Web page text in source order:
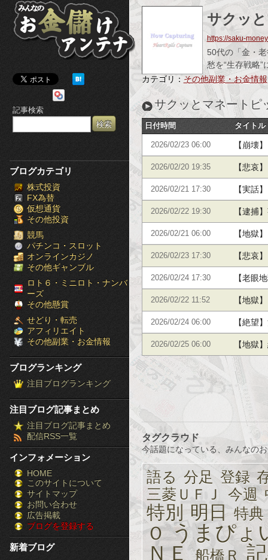
み
ん
な
の
お
金
儲
け
ア
ン
テ
ナ
［ブ
ロ
グ
ラ
ン
ン
グ］-
株
FX
競
馬
記事検索
ブログカテゴリ
株式投資
FX為替
仮想通貨
その他投資
競馬
パチンコ・スロット
オンラインカジノ
その他ギャンブル
ロト６・ミニロト・ナンバ
ーズ
その他懸賞
せどり・転売
アフィリエイト
その他副業・お金情報
ブログランキング
注目ブログランキング
注目ブログ記事まとめ
注目ブログ記事まとめ
配信RSS一覧
インフォメーション
HOME
このサイトについて
サイトマップ
お問い合わせ
広告掲載
ブログを登録する
新着ブログ
サクッ
https://saku-
50代の「金・
愁を“生存戦略
カテゴリ： その他副業・お金情報
サクッとマネートピ
日付時間 タイトル
2026/02/23 06:00 【崩壊
夜のト
2026/02/20 19:35 【悲哀
ーで絶
2026/02/21 17:30 【実話
「昔の
2026/02/22 19:30 【逮捕
「ホワ
2026/02/21 06:00 【地獄
銀行に
2026/02/23 17:30 【悲哀
た結果
2026/02/24 17:30 【老眼
2026/02/22 11:52 【地獄
れた資
2026/02/24 06:00 【絶望
の末路
2026/02/25 06:00 【地獄
リボ地
タグクラウド
今話題になっている、みんなの
語る 分足 登録
三菱ＵＦＪ
今週
特別 明日 特典
Ｏ うまぴょ
ＮＥ
船橋Ｒ